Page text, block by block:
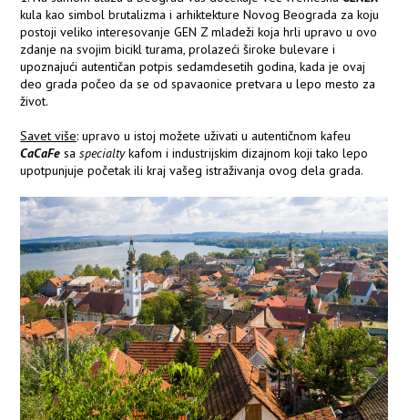
kula kao simbol brutalizma i arhiktekture Novog Beograda za koju
postoji veliko interesovanje GEN Z mladeži koja hrli upravo u ovo
zdanje na svojim bicikl turama, prolazeći široke bulevare i
upoznajući autentičan potpis sedamdesetih godina, kada je ovaj
deo grada počeo da se od spavaonice pretvara u lepo mesto za
život.
Savet više: upravo u istoj možete uživati u autentičnom kafeu
CaCaFe saspecialtykafom i industrijskim dizajnom koji tako lepo
upotpunjuje početak ili kraj vašeg istraživanja ovog dela grada.